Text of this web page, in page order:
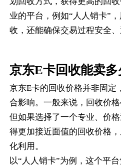
业的平台，例如“人人销卡”
收，还能确保交易过程安全、
京东E卡回收能卖多
京东E卡的回收价格并非固定
合影响。一般来说，回收价
但如果选择了一个专业、价
得更加接近面值的回收价格
化利用。
以“人人销卡”为例，这个平